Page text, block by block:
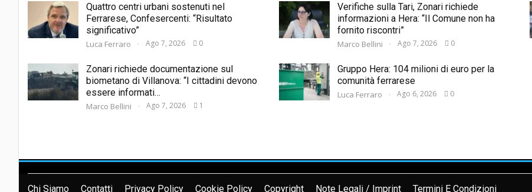
Quattro centri urbani sostenuti nel
Ferrarese, Confesercenti: “Risultato
significativo”
Luca Ferraro Ago 7, 2026 0
Verifiche sulla Tari, Zonari richiede
informazioni a Hera: “Il Comune non ha
fornito riscontri”
Marco Bellini Ago 7, 2026 0
Zonari richiede documentazione sul
biometano di Villanova: “I cittadini devono
essere informati…
Marco Bellini Ago 7, 2026 1
Gruppo Hera: 104 milioni di euro per la
comunità ferrarese
Luca Ferraro Ago 6, 2026 0
Chi Siamo Contatti Privacy Policy Cookie Policy Copyright Note Legali / Imprint Termini E Condizioni